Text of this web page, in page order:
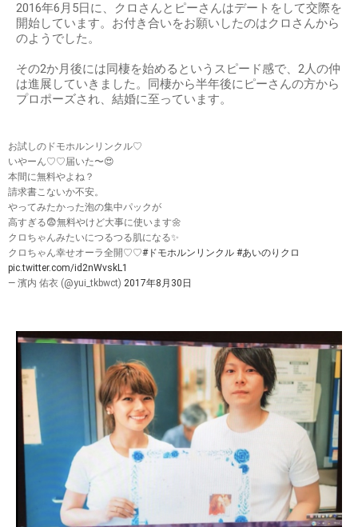
2016年6月5日に、クロさんとピーさんはデートをして交際を
開始しています。お付き合いをお願いしたのはクロさんから
のようでした。
その2か月後には同棲を始めるというスピード感で、2人の仲
は進展していきました。同棲から半年後にピーさんの方から
プロポーズされ、結婚に至っています。
お試しのドモホルンリンクル♡
いやーん♡♡届いた〜😍
本間に無料やよね？
請求書こないか不安。
やってみたかった泡の集中パックが
高すぎる😨無料やけど大事に使います🌼
クロちゃんみたいにつるつる肌になる✨
クロちゃん幸せオーラ全開♡♡#ドモホルンリンクル #あいのりクロ
pic.twitter.com/id2nWvskL1
— 濱内 佑衣 (@yui_tkbwct) 2017年8月30日